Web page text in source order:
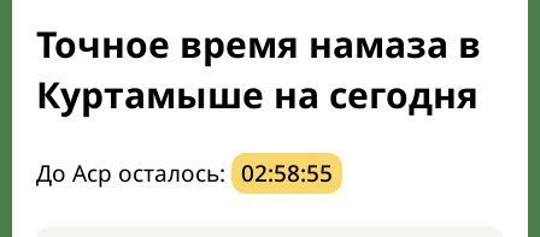
Направление киблы
Точное время намаза в
Куртамыше на сегодня
До Аср осталось: 02:58:54